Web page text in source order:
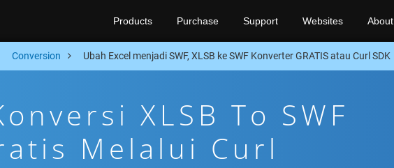
Products Purchase Support Websites About
Conversion Ubah Excel menjadi SWF, XLSB ke SWF Konverter GRATIS atau Curl SDK
XLSB To SWF
Melalui Curl